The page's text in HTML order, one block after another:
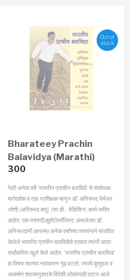
Out of
stock
Bharateey Prachin
Balavidya (Marathi)
300
गेली अनेक वर्षे ’भारतीय प्राचीन बलविद्ये’ चे संशोधक-
मार्गदर्शक व तज्ञ प्रशिक्षक म्हणून डॉ. अनिरूध्द धैर्यधर
जोशी (अनिरूध्द बापू) (एम.डी.- मेडिसिन) कार्य करित
आहेत. एक यशस्वी र्‍ह्युमॅटोलॉजिस्ट असलेल्या डॉ.
अनिरूध्दांनी आपल्या अनेक वर्षांच्या व्यासंगाने संपादित
केलेले भारतीय प्राचीन बलविद्येचे प्रकार त्यांनी आता
सर्वांकरिता खुले केले आहेत. ’भारतीय प्राचीन बलविद्या’
हा विषय त्याच्या नावावरुन गूढ वटतो, ज्याचे कुतूहल व
आकर्षण शतकानुशतके विदेशी लोकांनाही वाटत आले